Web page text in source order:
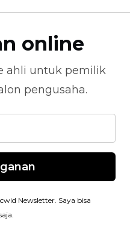
online
ahli untuk pemilik
pengusaha.
Newsletter. Saya bisa